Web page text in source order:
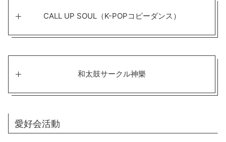
CALL UP SOUL（K-POPコピーダンス）
和太鼓サークル神樂
愛好会活動